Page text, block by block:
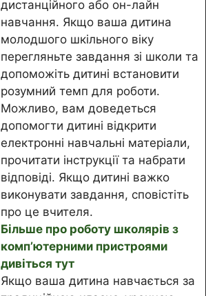
дистанційного або он-лайн
навчання. Якщо ваша дитина
молодшого шкільного віку
перегляньте завдання зі школи та
допоможіть дитині встановити
розумний темп для роботи.
Можливо, вам доведеться
допомогти дитині відкрити
електронні навчальні матеріали,
прочитати інструкції та набрати
відповіді. Якщо дитині важко
виконувати завдання, сповістіть
про це вчителя.
Більше про роботу школярів з
комп’ютерними пристроями
дивіться тут
Якщо ваша дитина навчається за